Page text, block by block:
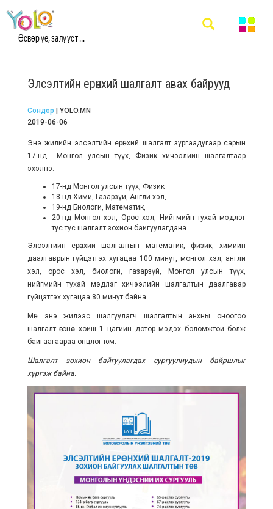
Өсвөр үе, залууст ...
Элсэлтийн ерөнхий шалгалт авах байрууд
Сондор | YOLO.MN
2019-06-06
Энэ жилийн элсэлтийн ерөнхий шалгалт зургаадугаар сарын
17-нд Монгол улсын түүх, Физик хичээлийн шалгалтаар
эхэлнэ.
17-нд Монгол улсын түүх, Физик
18-нд Хими, Газарзүй, Англи хэл,
19-нд Биологи, Математик,
20-нд Монгол хэл, Орос хэл, Нийгмийн тухай мэдлэг
тус тус шалгалт зохион байгуулагдана.
Элсэлтийн ерөнхий шалгалтын математик, физик, химийн
даалгаврын гүйцэтгэх хугацаа 100 минут, монгол хэл, англи
хэл, орос хэл, биологи, газарзүй, Монгол улсын түүх,
нийгмийн тухай мэдлэг хичээлийн шалгалтын даалгавар
гүйцэтгэх хугацаа 80 минут байна.
Мөн энэ жилээс шалгуулагч шалгалтын анхны оноогоо
шалгалт өгснөөс хойш 1 цагийн дотор мэдэх боломжтой болж
байгаагаараа онцлог юм.
Шалгалт зохион байгуулагдах сургуулиудын байршлыг
хүргэж байна.